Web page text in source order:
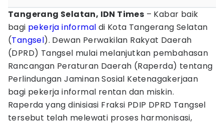
Tangerang Selatan, IDN Times – Kabar baik
bagi pekerja informal di Kota Tangerang Selatan
(Tangsel). Dewan Perwakilan Rakyat Daerah
(DPRD) Tangsel mulai melanjutkan pembahasan
Rancangan Peraturan Daerah (Raperda) tentang
Perlindungan Jaminan Sosial Ketenagakerjaan
bagi pekerja informal rentan dan miskin.
Raperda yang dinisiasi Fraksi PDIP DPRD Tangsel
tersebut telah melewati proses harmonisasi,